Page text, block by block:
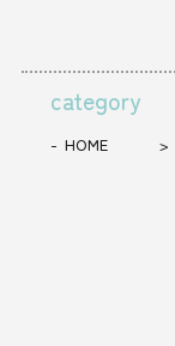
category
HOME